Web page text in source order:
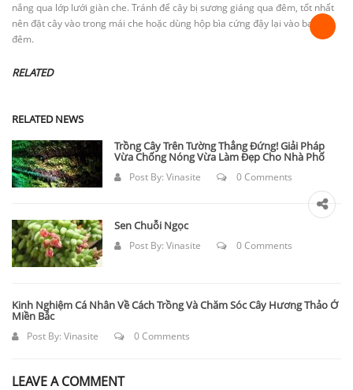
nắng qua lớp lưới giàn che. Tránh để cây bị sương giáng qua đêm, tốt nhất
nên đặt cây vào trong mái che hoặc dùng hộp bìa cứng đậy lại vào ban
đêm.
RELATED
RELATED NEWS
Trồng Cây Trên Tường Thẳng Đứng! Giải Pháp
Vừa Chống Nóng Vừa Làm Đẹp Cho Nhà Phố
Post By: Vinasite 0 Comments
Sen Chuỗi Ngọc
Post By: Vinasite 0 Comments
Kinh Nghiệm Cá Nhân Về Cách Trồng Và Chăm Sóc Cây Hương Thảo Ở
Miền Bắc
Post By: Vinasite 0 Comments
LEAVE A COMMENT